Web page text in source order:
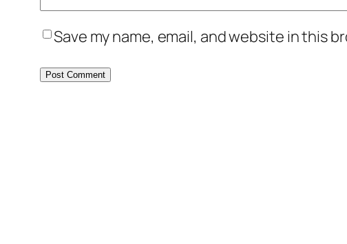
Save my name, email, and website in this